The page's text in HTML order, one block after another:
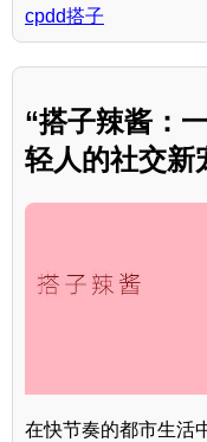
cpdd搭子
“搭子辣酱：
轻人的社交新
在快节奏的都市生活